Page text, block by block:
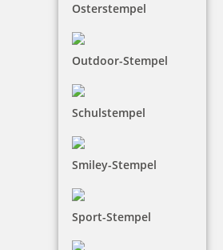
Osterstempel
Outdoor-Stempel
Schulstempel
Smiley-Stempel
Sport-Stempel